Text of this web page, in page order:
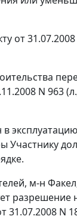
от
N 963
Участнику
м-н
31.07.2008 N